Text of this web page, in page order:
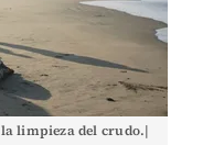
limpieza del crudo.|